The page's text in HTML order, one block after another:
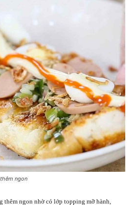
ngon
thêm ngon nhờ có lớp topping mỡ hành,